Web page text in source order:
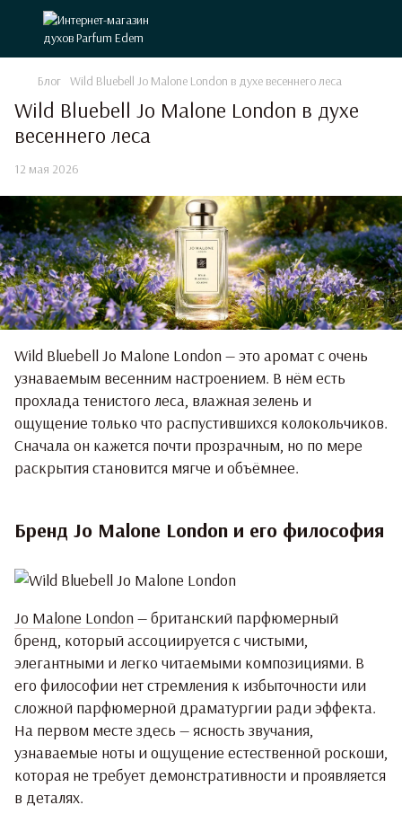
Блог Wild Bluebell Jo Malone London в духе весеннего леса
Wild Bluebell Jo Malone London в духе
весеннего леса
12 мая 2026
Wild Bluebell Jo Malone London — это аромат с очень
узнаваемым весенним настроением. В нём есть
прохлада тенистого леса, влажная зелень и
ощущение только что распустившихся колокольчиков.
Сначала он кажется почти прозрачным, но по мере
раскрытия становится мягче и объёмнее.
Бренд Jo Malone London и его философия
Jo Malone London — британский парфюмерный
бренд, который ассоциируется с чистыми,
элегантными и легко читаемыми композициями. В
его философии нет стремления к избыточности или
сложной парфюмерной драматургии ради эффекта.
На первом месте здесь — ясность звучания,
узнаваемые ноты и ощущение естественной роскоши,
которая не требует демонстративности и проявляется
в деталях.